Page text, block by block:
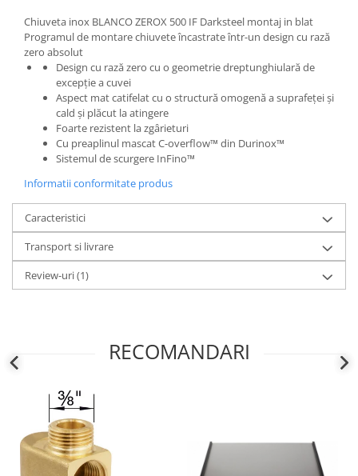
Chiuveta inox BLANCO ZEROX 500 IF Darksteel montaj in blat
Programul de montare chiuvete încastrate într-un design cu rază
zero absolut
Design cu rază zero cu o geometrie dreptunghiulară de
excepție a cuvei
Aspect mat catifelat cu o structură omogenă a suprafeței și
cald și plăcut la atingere
Foarte rezistent la zgârieturi
Cu preaplinul mascat C-overflow™ din Durinox™
Sistemul de scurgere InFino™
Informatii conformitate produs
Caracteristici
Transport si livrare
Review-uri(1)
RECOMANDARI